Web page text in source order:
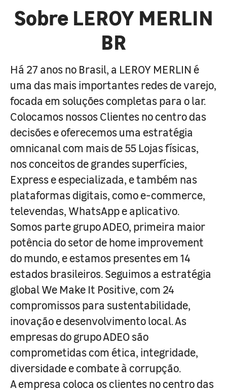
Sobre LEROY MERLIN
BR
Há 27 anos no Brasil, a LEROY MERLIN é
uma das mais importantes redes de varejo,
focada em soluções completas para o lar.
Colocamos nossos Clientes no centro das
decisões e oferecemos uma estratégia
omnicanal com mais de 55 Lojas físicas,
nos conceitos de grandes superfícies,
Express e especializada, e também nas
plataformas digitais, como e-commerce,
televendas, WhatsApp e aplicativo.
Somos parte grupo ADEO, primeira maior
potência do setor de home improvement
do mundo, e estamos presentes em 14
estados brasileiros. Seguimos a estratégia
global We Make It Positive, com 24
compromissos para sustentabilidade,
inovação e desenvolvimento local. As
empresas do grupo ADEO são
comprometidas com ética, integridade,
diversidade e combate à corrupção.
A empresa coloca os clientes no centro das